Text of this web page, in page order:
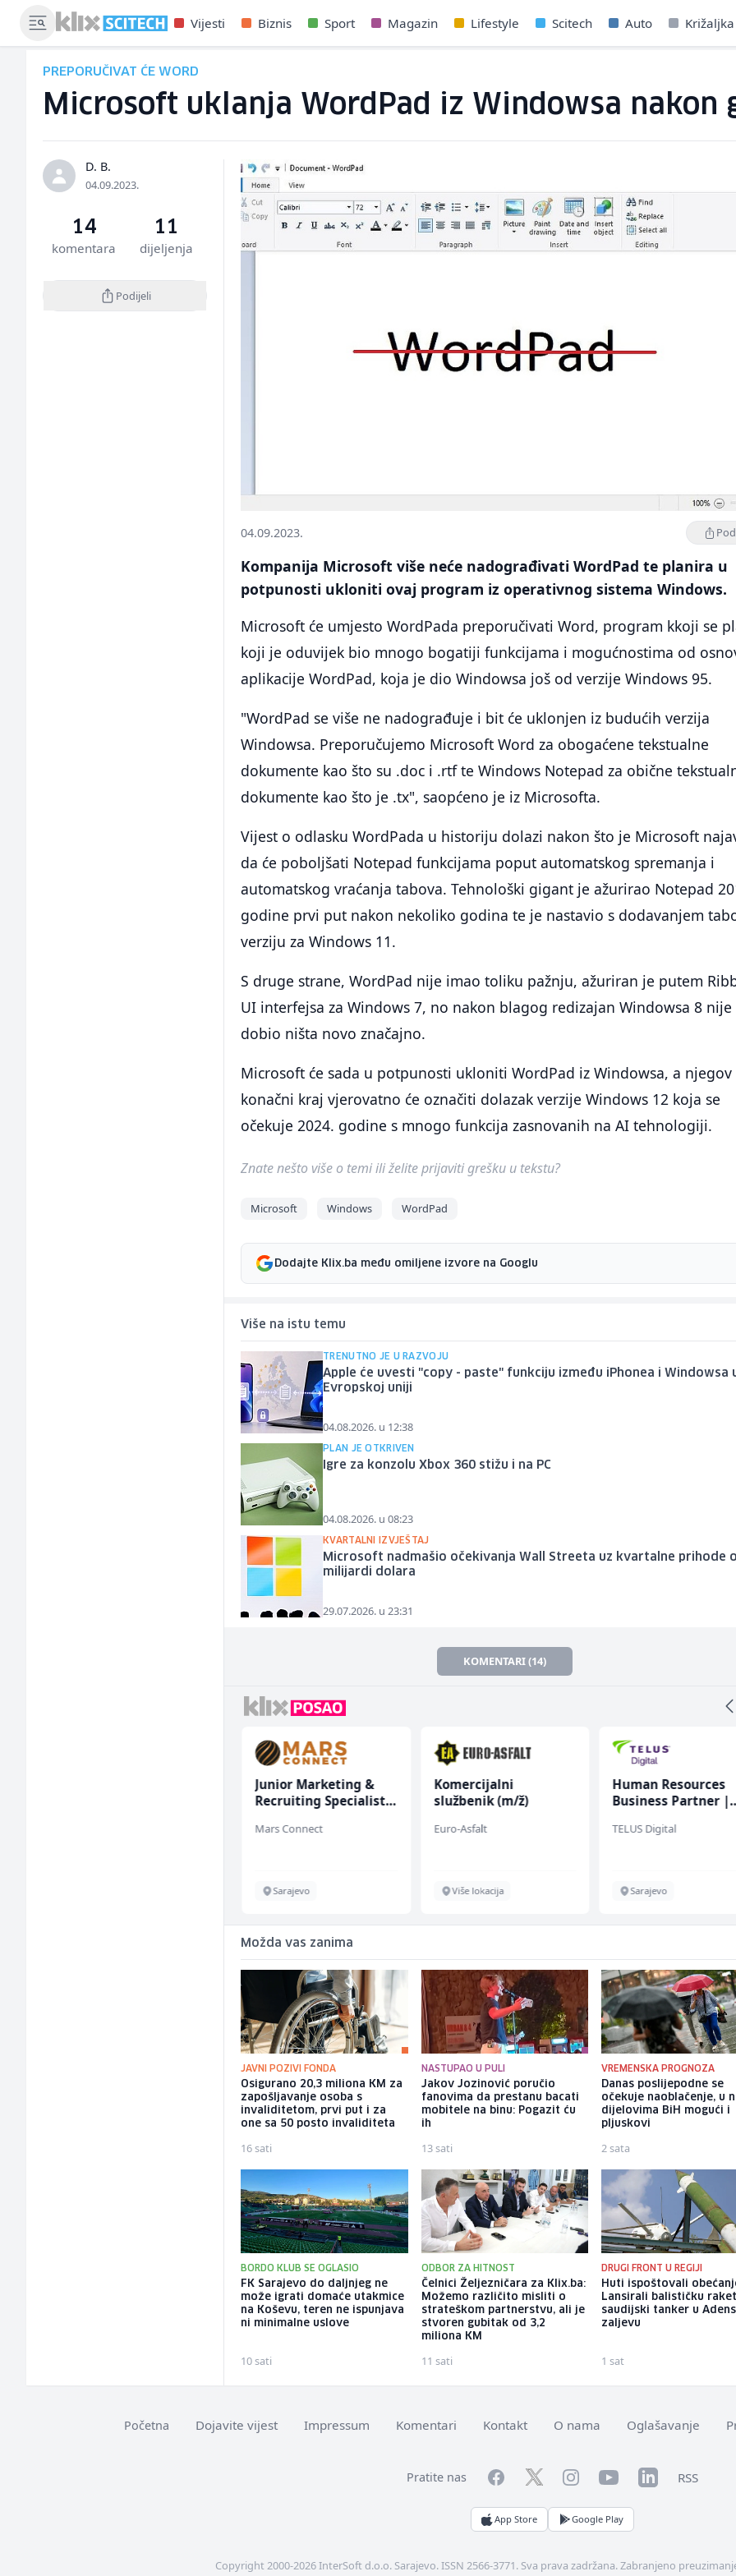
Vijesti Biznis Sport Magazin Lifestyle Scitech Auto Križaljka
PREPORUČIVAT ĆE WORD
Microsoft uklanja WordPad iz Windowsa nakon
D. B.
04.09.2023.
14
komentara
11
dijeljenja
Podijeli
04.09.2023.
Kompanija Microsoft više neće nadograđivati WordPad te planira u
potpunosti ukloniti ovaj program iz operativnog sistema Windows.
Microsoft će umjesto WordPada preporučivati Word, program kkoji se
koji je oduvijek bio mnogo bogatiji funkcijama i mogućnostima od
aplikacije WordPad, koja je dio Windowsa još od verzije Windows 95.
"WordPad se više ne nadograđuje i bit će uklonjen iz budućih verzija
Windowsa. Preporučujemo Microsoft Word za obogaćene tekstualne
dokumente kao što su .doc i .rtf te Windows Notepad za obične
dokumente kao što je .tx", saopćeno je iz Microsofta.
Vijest o odlasku WordPada u historiju dolazi nakon što je Microsoft
da će poboljšati Notepad funkcijama poput automatskog spremanja i
automatskog vraćanja tabova. Tehnološki gigant je ažurirao Notepad
godine prvi put nakon nekoliko godina te je nastavio s dodavanjem
verziju za Windows 11.
S druge strane, WordPad nije imao toliku pažnju, ažuriran je putem
UI interfejsa za Windows 7, no nakon blagog redizajan Windowsa 8 nije
dobio ništa novo značajno.
Microsoft će sada u potpunosti ukloniti WordPad iz Windowsa, a njegov
konačni kraj vjerovatno će označiti dolazak verzije Windows 12 koja se
očekuje 2024. godine s mnogo funkcija zasnovanih na AI tehnologiji.
Znate nešto više o temi ili želite prijaviti grešku u tekstu?
Microsoft Windows WordPad
Dodajte Klix.ba među omiljene izvore na Googlu
Više na istu temu
TRENUTNO JE U RAZVOJU
Apple će uvesti "copy - paste" funkciju između iPhonea i Windowsa
Evropskoj uniji
04.08.2026. u 12:38
PLAN JE OTKRIVEN
Igre za konzolu Xbox 360 stižu i na PC
04.08.2026. u 08:23
KVARTALNI IZVJEŠTAJ
Microsoft nadmašio očekivanja Wall Streeta uz kvartalne prihode
milijardi dolara
29.07.2026. u 23:31
KOMENTARI (14)
Junior Marketing &
Recruiting Specialist
Mars Connect
Sarajevo
Komercijalni
službenik (m/ž)
Euro-Asfalt
Više lokacija
Human Resources
Business Partner |
TELUS Digital
Sarajevo
Možda vas zanima
JAVNI POZIVI FONDA
Osigurano 20,3 miliona KM za
zapošljavanje osoba s
invaliditetom, prvi put i za
one sa 50 posto invaliditeta
16 sati
NASTUPAO U PULI
Jakov Jozinović poručio
fanovima da prestanu bacati
mobitele na binu: Pogazit ću
ih
13 sati
VREMENSKA PROGNOZA
Danas poslijepodne se
očekuje naoblačenje, u
dijelovima BiH mogući i
pljuskovi
2 sata
BORDO KLUB SE OGLASIO
FK Sarajevo do daljnjeg ne
može igrati domaće utakmice
na Koševu, teren ne ispunjava
ni minimalne uslove
10 sati
ODBOR ZA HITNOST
Čelnici Željezničara za Klix.ba:
Možemo različito misliti o
strateškom partnerstvu, ali je
stvoren gubitak od 3,2
miliona KM
11 sati
DRUGI FRONT U REGIJI
Huti ispoštovali
Lansirali balističku
saudijski tanker u
zaljevu
1 sat
Početna Dojavite vijest Impressum Komentari Kontakt O nama Oglašavanje
Pratite nas FacebookTwitterInstagramYouTubeLinkedInRSS
App Store Google Play
Copyright 2000-2026 InterSoft d.o.o. Sarajevo. ISSN 2566-3771. Sva prava zadržana. Zabranjeno